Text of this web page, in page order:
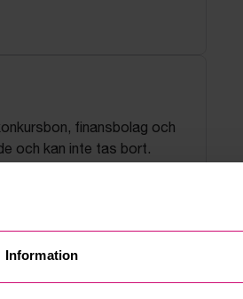
Information
finansbolag och
och kan inte tas bort.
jämför utropspris mot